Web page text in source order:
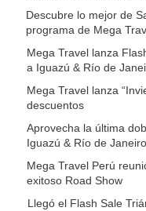
Descubre lo mejor de
programa de Mega
Mega Travel lanza
a Iguazú & Río de
Mega Travel lanza
descuentos
Aprovecha la última
Iguazú & Río de Janeiro
Mega Travel Perú
exitoso Road Show
Llegó el Flash Sale